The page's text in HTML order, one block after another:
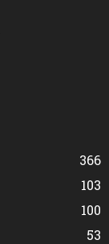
366
103
100
53